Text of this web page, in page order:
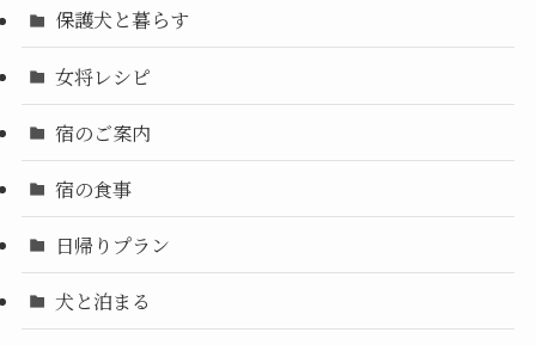
保護犬と暮らす
女将レシピ
宿のご案内
宿の食事
日帰りプラン
犬と泊まる